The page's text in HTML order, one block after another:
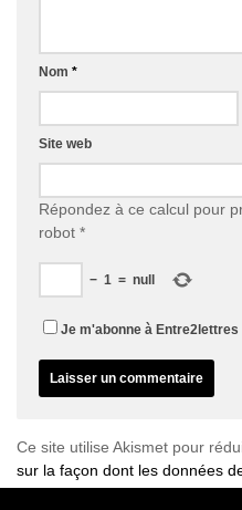
Nom *
Site web
Répondez à ce calcul pour
robot *
− 1 = null
Je m'abonne à Entre2lettres
Ce site utilise Akismet pour
sur la façon dont les données